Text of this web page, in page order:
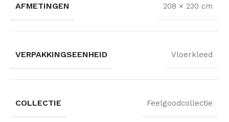
AFMETINGEN 208 × 230 cm
VERPAKKINGSEENHEID Vloerkleed
COLLECTIE Feelgoodcollectie